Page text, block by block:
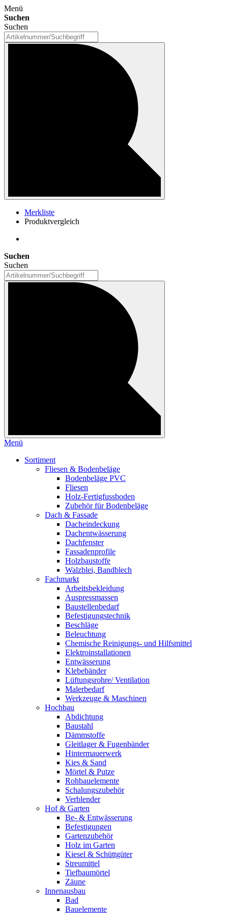
Menü
Suchen
Suchen
Merkliste
Produktvergleich
Suchen
Suchen
Menü
Sortiment
Fliesen & Bodenbeläge
Bodenbeläge PVC
Fliesen
Holz-Fertigfussboden
Zubehör für Bodenbeläge
Dach & Fassade
Dacheindeckung
Dachentwässerung
Dachfenster
Fassadenprofile
Holzbaustoffe
Walzblei, Bandblech
Fachmarkt
Arbeitsbekleidung
Auspressmassen
Baustellenbedarf
Befestigungstechnik
Beschläge
Beleuchtung
Chemische Reinigungs- und Hilfsmittel
Elektroinstallationen
Entwässerung
Klebebänder
Lüftungsrohre/ Ventilation
Malerbedarf
Werkzeuge & Maschinen
Hochbau
Abdichtung
Baustahl
Dämmstoffe
Gleitlager & Fugenbänder
Hintermauerwerk
Kies & Sand
Mörtel & Putze
Rohbauelemente
Schalungszubehör
Verblender
Hof & Garten
Be- & Entwässerung
Befestigungen
Gartenzubehör
Holz im Garten
Kiesel & Schüttgüter
Streumittel
Tiefbaumörtel
Zäune
Innenausbau
Bad
Bauelemente